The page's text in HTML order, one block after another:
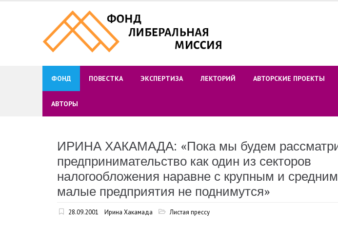
ФОНД ПОВЕСТКА ЭКСПЕРТИЗА ЛЕКТОРИЙ АВТОРСКИЕ ПРОЕКТЫ
АВТОРЫ
ИРИНА ХАКАМАДА: «Пока мы будем
предпринимательство как один из секторов
налогообложения наравне с крупным и
малые предприятия не поднимутся»
28.09.2001 Ирина Хакамада Листая прессу